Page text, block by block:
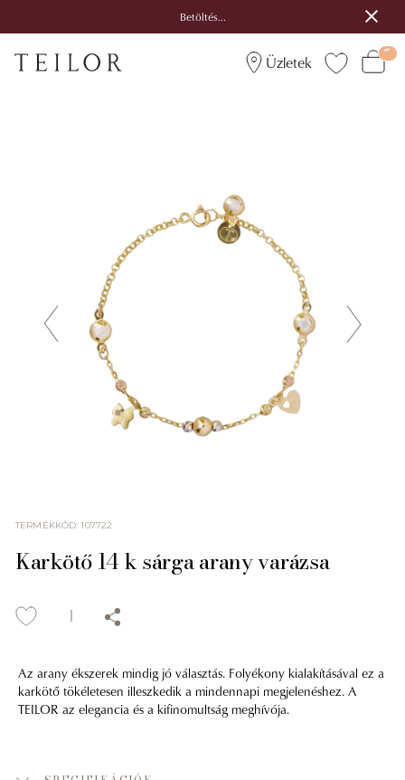
Betöltés...
Üzletek
TERMÉKKÓD:107722
Karkötő 14 k sárga arany varázsa
Az arany ékszerek mindig jó választás. Folyékony kialakításával ez a
karkötő tökéletesen illeszkedik a mindennapi megjelenéshez. A
TEILOR az elegancia és a kifinomultság meghívója.